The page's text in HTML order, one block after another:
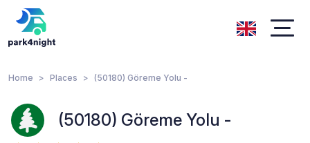
Home Places (50180) Göreme Yolu -
(50180) Göreme Yolu -